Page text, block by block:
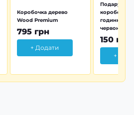
Коробочка дерево
Wood Premium
795 грн
+ Додати
коробочка
годинника
червона
150 грн
+